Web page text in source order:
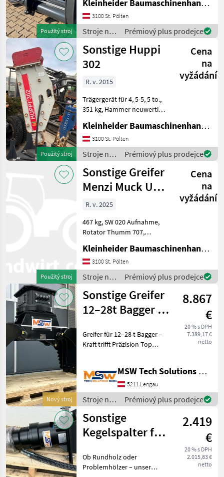
Použitý stroj
Unterschraubwendemesser
4-teilig, Zylinder
außenliegend, 2
Sichtfenster , 2, 95 m breit
Stroje
Kleinheider Baumaschinenhandel GmbH.
3100 St. Pölten
Stroje na
stavbu /
Sonstige
Prémiový plus prodejce
Použitý stroj
Sonstige Huppi
302
Cena
na
vyžádání
R. v. 2015
Trägergerät für 4, 5-5, 5 to.,
351 kg, Hammer neuwertig
príslušenstvo rýpadla
Kleinheider Baumaschinenhandel GmbH.
3100 St. Pölten
Stroje na
stavbu /
Sonstige
Prémiový plus prodejce
Použitý stroj
Sonstige Greifer
Menzi Muck UG
08 M10
Cena
na
vyžádání
R. v. 2025
467 kg, SW 020 Aufnahme,
Rotator Thumm 707,
Zähnen Stroje na stavbu
príslušenstvo rýpadla
Kleinheider Baumaschinenhandel GmbH.
3100 St. Pölten
Stroje na
stavbu /
Sonstige
Prémiový plus prodejce
Nový stroj
Sonstige Greifer
12–28t Bagger in
Größen
8.867
€
20 % s DPH
7.389,17 €
netto
Greifer für 12–28 t Bagger –
Kraft trifft Präzision Top
arbeiten. Weniger
Verschleiß. - Universal- &
Sortiergreife
MSW Tech Solutions GmbH
5211 Lengau
Stroje na
stavbu /
Sonstige
Prémiový plus prodejce
Sonstige
Kegelspalter für
2.419
€
20 % s DPH
2.015,83 €
netto
Ob Rundholz oder
Problemhölzer – unser